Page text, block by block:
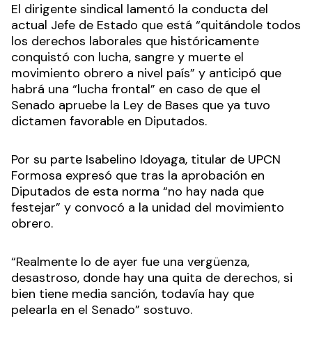
El dirigente sindical lamentó la conducta del
actual Jefe de Estado que está “quitándole todos
los derechos laborales que históricamente
conquistó con lucha, sangre y muerte el
movimiento obrero a nivel país” y anticipó que
habrá una “lucha frontal” en caso de que el
Senado apruebe la Ley de Bases que ya tuvo
dictamen favorable en Diputados.
Por su parte Isabelino Idoyaga, titular de UPCN
Formosa expresó que tras la aprobación en
Diputados de esta norma “no hay nada que
festejar” y convocó a la unidad del movimiento
obrero.
“Realmente lo de ayer fue una vergüenza,
desastroso, donde hay una quita de derechos, si
bien tiene media sanción, todavía hay que
pelearla en el Senado” sostuvo.